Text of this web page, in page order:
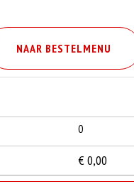
NAAR BESTELMENU
0
€ 0,00